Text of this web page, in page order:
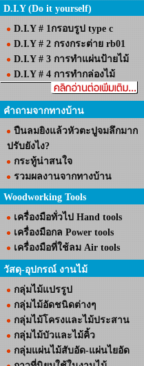
D.I.Y (Do it yourself)
D.I.Y # 1กรอบรูป type c
D.I.Y # 2 กรงกระต่าย rb01
D.I.Y # 3 การทำแผ่นป้ายไม้
D.I.Y # 4 การทำกล่องไม้
คำถามจากทางบ้าน
ปืนลมยิงแล้วหัวตะปูจมลึกมาก
ปรับยังไง?
กระทู้น่าสนใจ
รวมผลงานจากทางบ้าน
Woodworking Tools
เครื่องมือทั่วไป Hand tools
เครื่องมือกล Power tools
เครื่องมือที่ใช้ลม Air tools
วัสดุ-อุปกรณ์ งานไม้
กลุ่มไม้แปรรูป
กลุ่มไม้อัดชนิดต่างๆ
กลุ่มไม้โครงและไม้ประสาน
กลุ่มไม้บัวและไม้คิ้ว
กลุ่มแผ่นไม้สับอัด-แผ่นไยอัด